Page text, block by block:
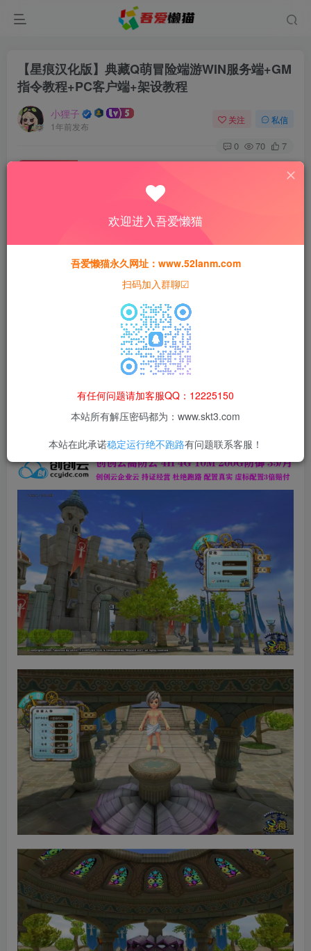
【星痕汉化版】典藏Q萌冒险端游WIN服务端+GM
指令教程+PC客户端+架设教程
小狸子
1年前发布
关注 私信
0 70 7
此内容为付费资源，请付费后查看
猫粮30
黄金会员猫粮15 钻石会员 免费
本站所有资源均为网络收集整理而来，仅供学习研究使用，请在下
载后24h内删除，谢谢合作！
本站资源仅用于学习交流，禁止商业运营与违法、侵权
果由使用者自行承担。
欢迎进入吾爱懒猫
吾爱懒猫永久网址：www.52lanm.com
扫码加入群聊☑
有任何问题请加客服QQ：12225150
本站所有解压密码都为：www.skt3.com
本站在此承诺稳定运行绝不跑路有问题联系客服！